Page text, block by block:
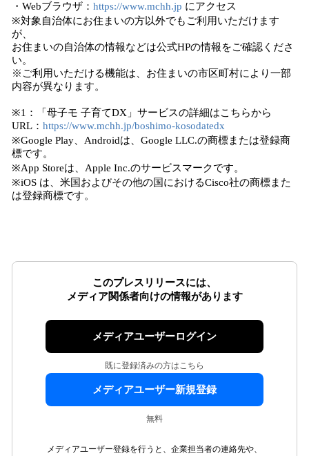
・Webブラウザ： https://www.mchh.jp にアクセス
※対象自治体にお住まいの方以外でもご利用いただけます
が、
お住まいの自治体の情報などは公式HPの情報をご確認くださ
い。
※ご利用いただける機能は、お住まいの市区町村により一部
内容が異なります。
※1：「母子モ 子育てDX」サービスの詳細はこちらから
URL： https://www.mchh.jp/boshimo-kosodatedx
※Google Play、Androidは、Google LLC.の商標または登録商
標です。
※App Storeは、Apple Inc.のサービスマークです。
※iOS は、米国およびその他の国におけるCisco社の商標また
は登録商標です。
このプレスリリースには、
メディア関係者向けの情報があります
メディアユーザーログイン
既に登録済みの方はこちら
メディアユーザー新規登録
無料
メディアユーザー登録を行うと、企業担当者の連絡先や、